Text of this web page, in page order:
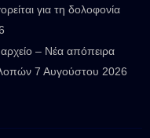
για τη δολοφονία
– Νέα απόπειρα
7 Αυγούστου 2026